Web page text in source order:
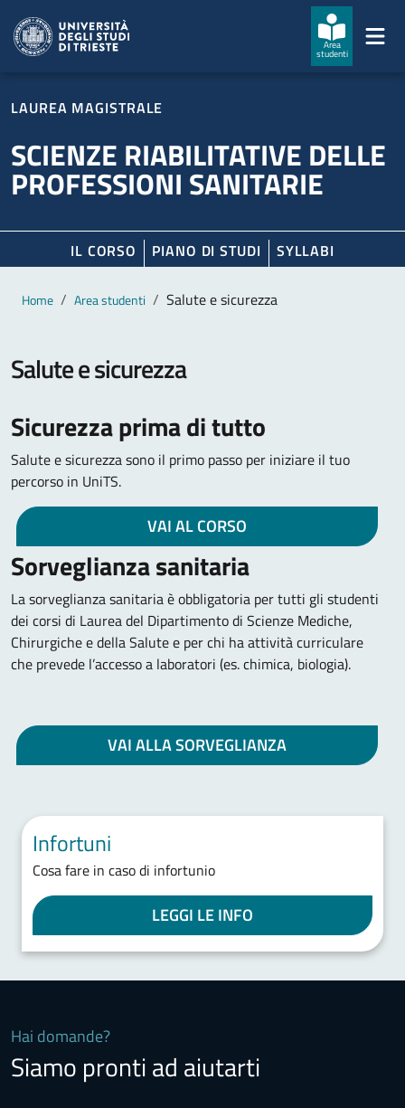
Area
studenti
LAUREA MAGISTRALE
SCIENZE RIABILITATIVE DELLE
PROFESSIONI SANITARIE
IL CORSO PIANO DI STUDI SYLLABI
Contenuto principale
Breadcrumb
Home Area studenti Salute e sicurezza
Salute e sicurezza
Sicurezza prima di tutto
Salute e sicurezza sono il primo passo per iniziare il tuo
percorso in UniTS.
VAI AL CORSO
Sorveglianza sanitaria
La sorveglianza sanitaria è obbligatoria per tutti gli studenti
dei corsi di Laurea del Dipartimento di Scienze Mediche,
Chirurgiche e della Salute e per chi ha attività curriculare
che prevede l’accesso a laboratori (es. chimica, biologia).
VAI ALLA SORVEGLIANZA
Infortuni
Cosa fare in caso di infortunio
LEGGI LE INFO
Hai domande?
Siamo pronti ad aiutarti